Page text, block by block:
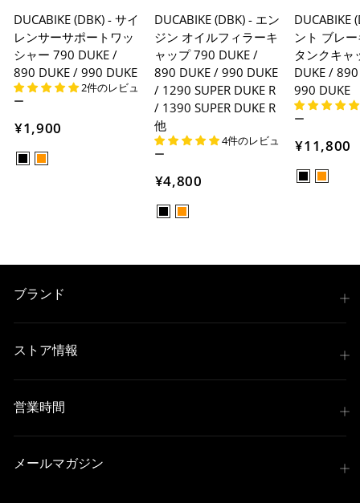
DUCABIKE (DBK) - サイ
レンサーサポートワッ
シャー 790 DUKE /
890 DUKE / 990 DUKE
2件のレビュ
ー
¥1,900
DUCABIKE (DBK) - エン
ジン オイルフィラーキ
ャップ 790 DUKE /
890 DUKE / 990 DUKE
/ 1290 SUPER DUKE R
/ 1390 SUPER DUKE R
他
4件のレビュ
ー
¥4,800
DUCABIKE
ント ブレ
タンクキャ
DUKE /
990 DUKE
ー
¥11,800
ブランド
ストア情報
営業時間
メールマガジン